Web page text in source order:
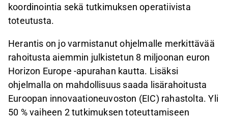
koordinointia sekä tutkimuksen operatiivista
toteutusta.
Herantis on jo varmistanut ohjelmalle merkittävää
rahoitusta aiemmin julkistetun 8 miljoonan euron
Horizon Europe -apurahan kautta. Lisäksi
ohjelmalla on mahdollisuus saada lisärahoitusta
Euroopan innovaationeuvoston (EIC) rahastolta. Yli
50 % vaiheen 2 tutkimuksen toteuttamiseen